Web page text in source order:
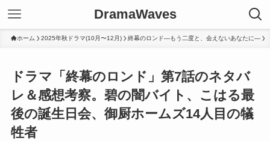
DramaWaves
ホーム 2025年秋ドラマ(10月〜12月) 終幕のロンド―もう二度と、会えないあなたに―
ドラマ「終幕のロンド」第7話のネタバ
レ＆感想考察。碧の闇バイト、こはる最
後の誕生日会、御厨ホームズ14人目の犠
牲者